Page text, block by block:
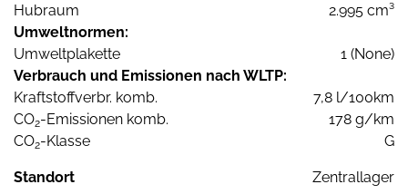
Hubraum
2.995 cm³
Umweltnormen:
Umweltplakette
1 (None)
Verbrauch und Emissionen nach WLTP:
Kraftstoffverbr. komb.
7,8 l/100km
CO2-Emissionen komb.
178 g/km
CO2-Klasse G
Standort Zentrallager